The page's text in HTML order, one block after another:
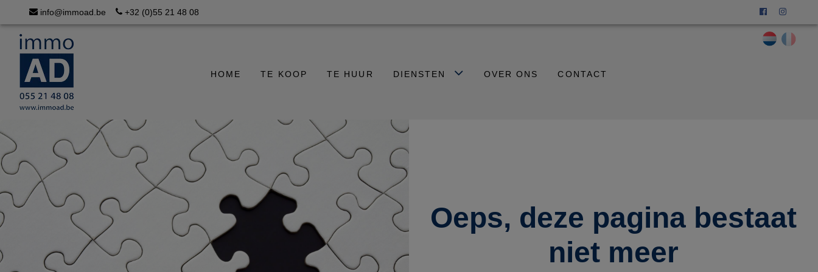
info@immoad.be +32 (0)55 21 48 08
HOME TE KOOP TE HUUR DIENSTEN OVER ONS CONTACT
Oeps, deze pagina bestaat
niet meer